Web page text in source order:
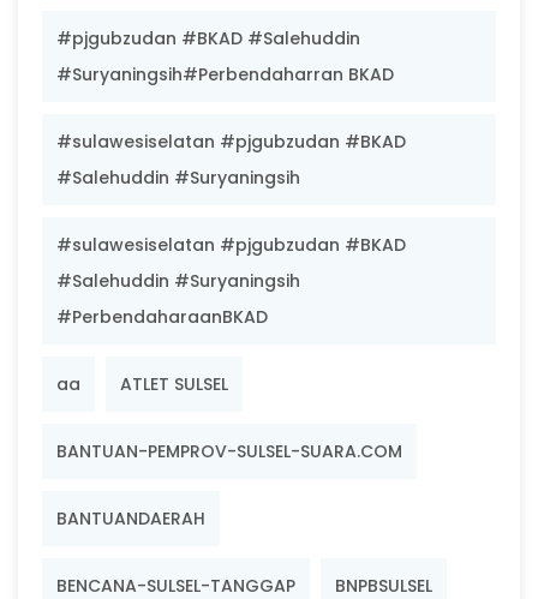
#pjgubzudan #BKAD #Salehuddin
#Suryaningsih#Perbendaharran BKAD
#sulawesiselatan #pjgubzudan #BKAD
#Salehuddin #Suryaningsih
#sulawesiselatan #pjgubzudan #BKAD
#Salehuddin #Suryaningsih
#PerbendaharaanBKAD
aa ATLET SULSEL
BANTUAN-PEMPROV-SULSEL-SUARA.COM
BANTUANDAERAH
BENCANA-SULSEL-TANGGAP BNPBSULSEL